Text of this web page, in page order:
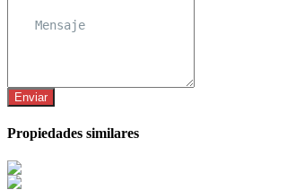
Enviar
Propiedades similares